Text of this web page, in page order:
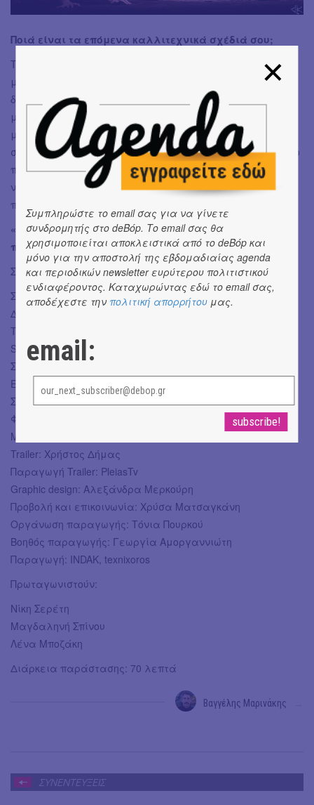
Ποιά είναι τα επόμενα καλλιτεχνικά σχέδιά σου;
Τώρα υπάρχει μόνο η Λήθη. Ο κύκλος της συνεχίζεται και
μαζί του συνεχίζω κι εγώ να μαθαίνω, να παρατηρώ, να
δοκιμάζω. Είναι η πρώτη μου δουλειά, αλλά μου δίνει
μαθήματα που θέλω να κρατήσω και να φέρω στη σκηνή
με όλη μου την αλήθεια. Θέλω να συνεχίσω να δουλεύω
σε έργα που αγγίζουν το σώμα και το ασυνείδητο, θέατρο
που δεν αφηγείται, αλλά συμβαίνει, που δεν προσπαθεί
να εξηγήσει, αλλά να βιώσει. Να συνεχίσω με δουλειές
που γεννιούνται από την ανάγκη, όχι από το “πρέπει”.
«Λήθη» του Δ. Δημητριάδη- Πληροφορίες για την
παράσταση
Συντελεστές:
Σύλληψη - Σκηνοθεσία - Χορογραφία: Εύα Σταυρογιάννη
Δραματουργική επεξεργασία: Έλενα
Τριανταφυλλοπούλου
Sound design: Αντώνης Παπακωνσταντίνου
Σχεδιασμός φωτισμού: Μελίνα Μάσχα
Ειδικές κατασκευές: 4M STUDIOS
Σχεδιασμός κουστουμιών: Μαρία Ζερβάκη
Φωτογραφίες: Τάσος Βρεττός
Make up artist: Σίσσυ Πετροπούλου
Trailer: Χρήστος Δήμας
Παραγωγή Trailer: PleiasTv
Graphic design: Αλεξάνδρα Μερκούρη
Προβολή και επικοινωνία: Χρύσα Ματσαγκάνη
Οργάνωση παραγωγής: Τόνια Πουρκού
Βοηθός παραγωγής: Γεωργία Αμοργαννιώτη
Παραγωγή: INDAK, texnixoros
Πρωταγωνιστούν:
Νίκη Σερέτη
Μαγδαληνή Σπίνου
Λένα Μποζάκη
Διάρκεια παράστασης: 70 λεπτά
Βαγγέλης Μαρινάκης
ΣΥΝΕΝΤΕΥΞΕΙΣ
Συμπληρώστε το email σας για να γίνετε
συνδρομητής στο deBόp. Το email σας θα
χρησιμοποιείται αποκλειστικά από το deBόp και
μόνο για την αποστολή της εβδομαδιαίας agenda
και περιοδικών newsletter ευρύτερου πολιτιστικού
ενδιαφέροντος. Καταχωρώντας εδώ το email σας,
αποδέχεστε την πολιτική απορρήτου μας.
email: